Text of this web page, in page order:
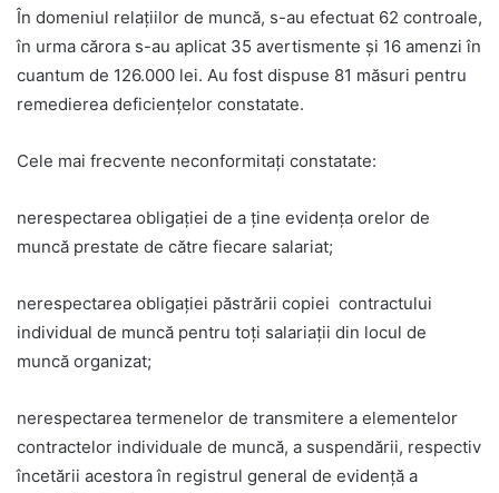
În domeniul relaţiilor de muncă, s-au efectuat 62 controale,
în urma cărora s-au aplicat 35 avertismente şi 16 amenzi în
cuantum de 126.000 lei. Au fost dispuse 81 măsuri pentru
remedierea deficienţelor constatate.
Cele mai frecvente neconformitaţi constatate:
nerespectarea obligației de a ține evidența orelor de
muncă prestate de către fiecare salariat;
nerespectarea obligației păstrării copiei contractului
individual de muncă pentru toți salariații din locul de
muncă organizat;
nerespectarea termenelor de transmitere a elementelor
contractelor individuale de muncă, a suspendării, respectiv
încetării acestora în registrul general de evidență a